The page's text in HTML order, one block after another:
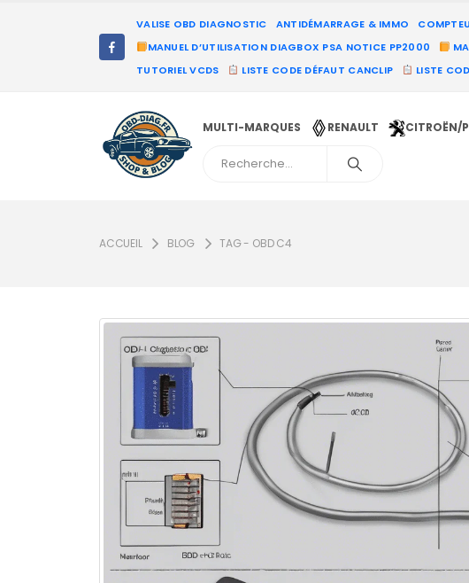
VALISE OBD DIAGNOSTIC ANTIDÉMARRAGE & IMMO
MANUEL D’UTILISATION DIAGBOX PSA NOTICE PP2000
TUTORIEL VCDS
LISTE CODE DÉFAUT CANCLIP LISTE
MULTI-MARQUES RENAULT CITROËN/
ACCUEIL BLOG TAG - OBD C4